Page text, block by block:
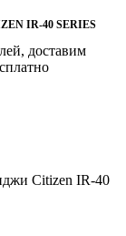
IR-40 SERIES
доставим
Citizen IR-40